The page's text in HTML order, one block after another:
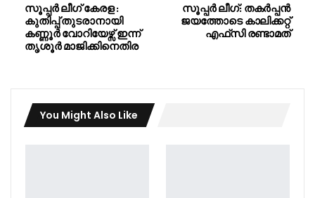
സൂപ്പർ ലീഗ് കേരള :
കുതിപ്പ് തുടരാനായി
കണ്ണൂർ വോറിയേഴ്സ് ഇന്ന്
തൃശൂർ മാജിക്കിനെതിര
സൂപ്പർ ലീഗ്: തകർപ്പൻ
ജയത്തോടെ കാലിക്കറ്റ്
എഫ്‌സി രണ്ടാമത്
You Might Also Like